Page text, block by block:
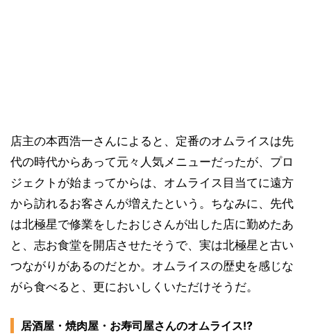
店主の本西浩一さんによると、定番のオムライスは先
代の時代からあって元々人気メニューだったが、プロ
ジェクトが始まってからは、オムライス目当てに遠方
から訪れるお客さんが増えたという。ちなみに、先代
は北極星で修業をしたおじさんが出した店に勤めたあ
と、志お食堂を開店させたそうで、実は北極星と古い
つながりがあるのだとか。オムライスの歴史を感じな
がら食べると、更においしくいただけそうだ。
居酒屋・焼肉屋・お寿司屋さんのオムライス!?